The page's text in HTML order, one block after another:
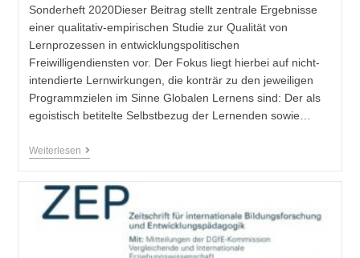
Sonderheft 2020Dieser Beitrag stellt zentrale Ergebnisse
einer qualitativ-empirischen Studie zur Qualität von
Lernprozessen in entwicklungspolitischen
Freiwilligendiensten vor. Der Fokus liegt hierbei auf nicht-
intendierte Lernwirkungen, die konträr zu den jeweiligen
Programmzielen im Sinne Globalen Lernens sind: Der als
egoistisch betitelte Selbstbezug der Lernenden sowie…
Weiterlesen